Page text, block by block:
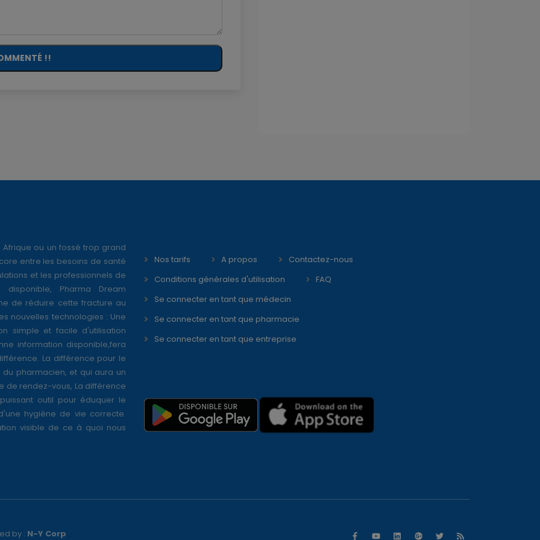
!!
Afrique ou un fossé trop grand
entre les besoins de santé
et les professionnels de
disponible, Pharma Dream
de réduire cette fracture au
nouvelles technologies : Une
simple et facile d'utilisation
information disponible,fera
La différence pour le
pharmacien, et qui aura un
de rendez-vous, La différence
outil pour éduquer le
hygiène de vie correcte.
visible de ce à quoi nous
Nos tarifs A propos
Contactez-nous
Conditions générales d'utilisation
FAQ
Se connecter en tant que médecin
Se connecter en tant que pharmacie
Se connecter en tant que entreprise
by : N-Y Corp